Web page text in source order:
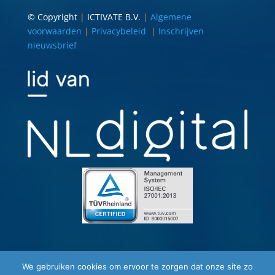
© Copyright | ICTIVATE B.V. | Algemene
voorwaarden | Privacybeleid | Inschrijven
nieuwsbrief
We gebruiken cookies om ervoor te zorgen dat onze site zo